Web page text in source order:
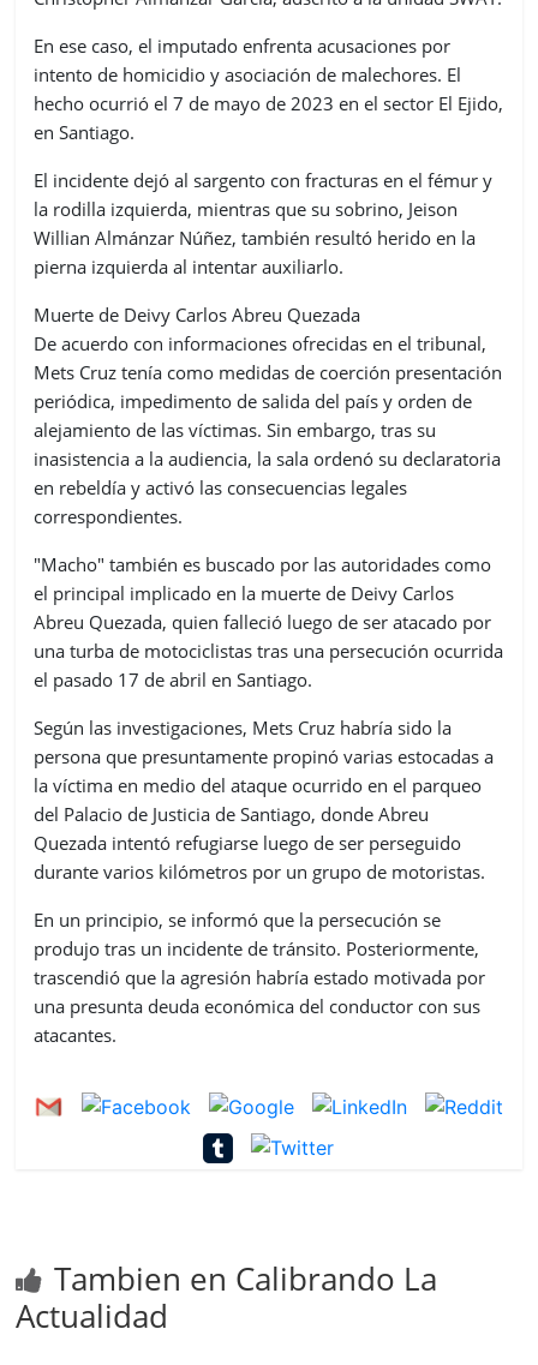
En ese caso, el imputado enfrenta acusaciones por
intento de homicidio y asociación de malechores. El
hecho ocurrió el 7 de mayo de 2023 en el sector El Ejido,
en Santiago.
El incidente dejó al sargento con fracturas en el fémur y
la rodilla izquierda, mientras que su sobrino, Jeison
Willian Almánzar Núñez, también resultó herido en la
pierna izquierda al intentar auxiliarlo.
Muerte de Deivy Carlos Abreu Quezada
De acuerdo con informaciones ofrecidas en el tribunal,
Mets Cruz tenía como medidas de coerción presentación
periódica, impedimento de salida del país y orden de
alejamiento de las víctimas. Sin embargo, tras su
inasistencia a la audiencia, la sala ordenó su declaratoria
en rebeldía y activó las consecuencias legales
correspondientes.
"Macho" también es buscado por las autoridades como
el principal implicado en la muerte de Deivy Carlos
Abreu Quezada, quien falleció luego de ser atacado por
una turba de motociclistas tras una persecución ocurrida
el pasado 17 de abril en Santiago.
Según las investigaciones, Mets Cruz habría sido la
persona que presuntamente propinó varias estocadas a
la víctima en medio del ataque ocurrido en el parqueo
del Palacio de Justicia de Santiago, donde Abreu
Quezada intentó refugiarse luego de ser perseguido
durante varios kilómetros por un grupo de motoristas.
En un principio, se informó que la persecución se
produjo tras un incidente de tránsito. Posteriormente,
trascendió que la agresión habría estado motivada por
una presunta deuda económica del conductor con sus
atacantes.
Tambien en Calibrando La
Actualidad